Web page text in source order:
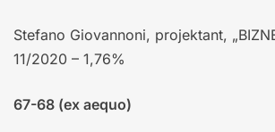
Stefano Giovannoni, projektant,
11/2020 – 1,76%
67-68 (ex aequo)